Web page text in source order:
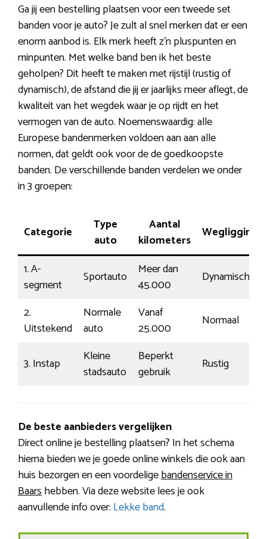
Ga jij een bestelling plaatsen voor een tweede set
banden voor je auto? Je zult al snel merken dat er een
enorm aanbod is. Elk merk heeft z’n pluspunten en
minpunten. Met welke band ben ik het beste
geholpen? Dit heeft te maken met rijstijl (rustig of
dynamisch), de afstand die jij er jaarlijks meer aflegt, de
kwaliteit van het wegdek waar je op rijdt en het
vermogen van de auto. Noemenswaardig: alle
Europese bandenmerken voldoen aan aan alle
normen, dat geldt ook voor de de goedkoopste
banden. De verschillende banden verdelen we onder
in 3 groepen:
Categorie
Type
auto
Aantal
kilometers
Wegligging
1. A-
segment
Sportauto
Meer dan
45.000
Dynamisch
2.
Uitstekend
Normale
auto
Vanaf
25.000
Normaal
3. Instap
Kleine
stadsauto
Beperkt
gebruik
Rustig
De beste aanbieders vergelijken
Direct online je bestelling plaatsen? In het schema
hierna bieden we je goede online winkels die ook aan
huis bezorgen en een voordeligebandenservice in
Baarshebben. Via deze website lees je ook
aanvullende info over: Lekke band.